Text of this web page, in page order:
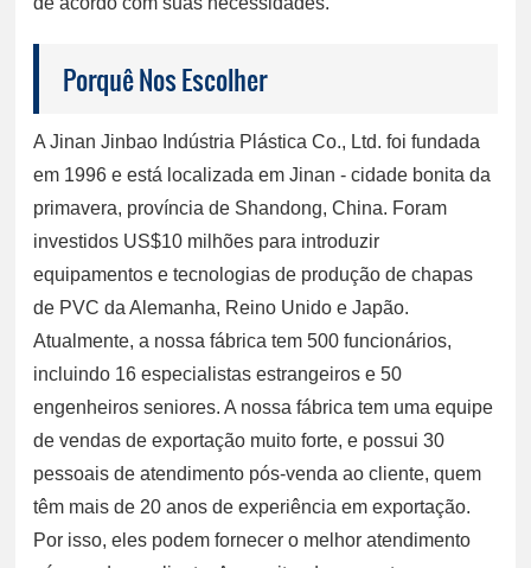
Porquê Nos Escolher
A Jinan Jinbao Indústria Plástica Co., Ltd. foi fundada
em 1996 e está localizada em Jinan - cidade bonita da
primavera, província de Shandong, China. Foram
investidos US$10 milhões para introduzir
equipamentos e tecnologias de produção de chapas
de PVC da Alemanha, Reino Unido e Japão.
Atualmente, a nossa fábrica tem 500 funcionários,
incluindo 16 especialistas estrangeiros e 50
engenheiros seniores. A nossa fábrica tem uma equipe
de vendas de exportação muito forte, e possui 30
pessoais de atendimento pós-venda ao cliente, quem
têm mais de 20 anos de experiência em exportação.
Por isso, eles podem fornecer o melhor atendimento